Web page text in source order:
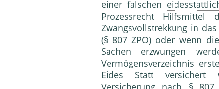
einer falschen
Prozessrecht Hilfsmittel
Zwangsvollstrekkung in
(§ 807 ZPO) oder wenn
Sachen erzwungen
Vermögensverzeichnis
Eides Statt
Versicherung nach § 807